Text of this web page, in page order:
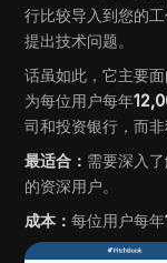
行比较导入到您的
提出技术问题。
话虽如此，它主要
为每位用户每年
司和投资银行，而非
最适合： 需要深入
的资深用户。
成本：每位用户每年